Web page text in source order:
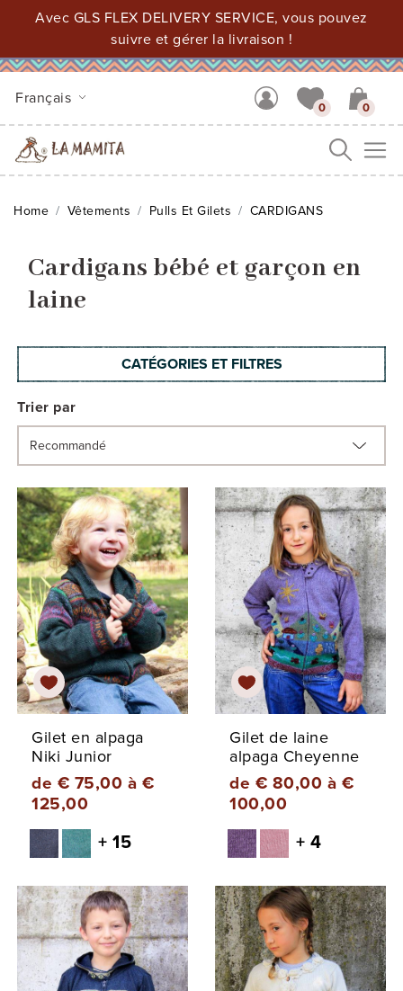
Avec GLS FLEX DELIVERY SERVICE, vous pouvez
suivre et gérer la livraison !
Français
0 0
Home Vêtements Pulls Et Gilets CARDIGANS
Cardigans bébé et garçon en
laine
CATÉGORIES ET FILTRES
Trier par
Gilet en alpaga
Niki Junior
de € 75,00 à €
125,00
+ 15
Gilet de laine
alpaga Cheyenne
de € 80,00 à €
100,00
+ 4